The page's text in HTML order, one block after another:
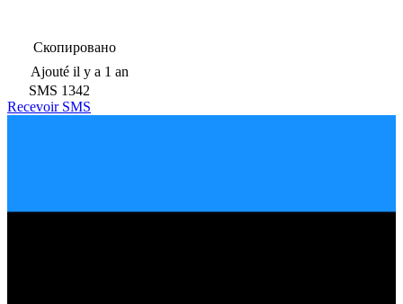
Скопировано
Ajouté il y a 1 an
SMS 1342
Recevoir SMS